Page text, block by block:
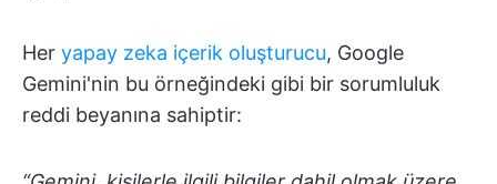
Her yapay zeka içerik oluşturucu, Google
Gemini'nin bu örneğindeki gibi bir sorumluluk
reddi beyanına sahiptir: